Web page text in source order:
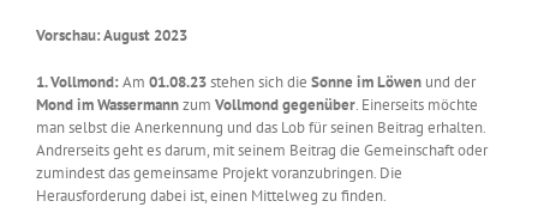
Vorschau: August 2023
1. Vollmond: Am 01.08.23stehen sich die Sonne im Löwen und der
Mond im Wassermannzum Vollmondgegenüber. Einerseits möchte
man selbst die Anerkennung und das Lob für seinen Beitrag erhalten.
Andrerseits geht es darum, mit seinem Beitrag die Gemeinschaft oder
zumindest das gemeinsame Projekt voranzubringen. Die
Herausforderung dabei ist, einen Mittelweg zu finden.